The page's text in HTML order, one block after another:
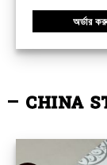
অর্ডার
CHINA